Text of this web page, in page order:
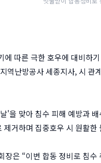
에 따른 극한 호우에 대비하
역난방공사 세종지사, 시
'을 맞아 침수 피해 예방과
거하며 집중호우 시 원활
장은 “이번 합동 정비로 침